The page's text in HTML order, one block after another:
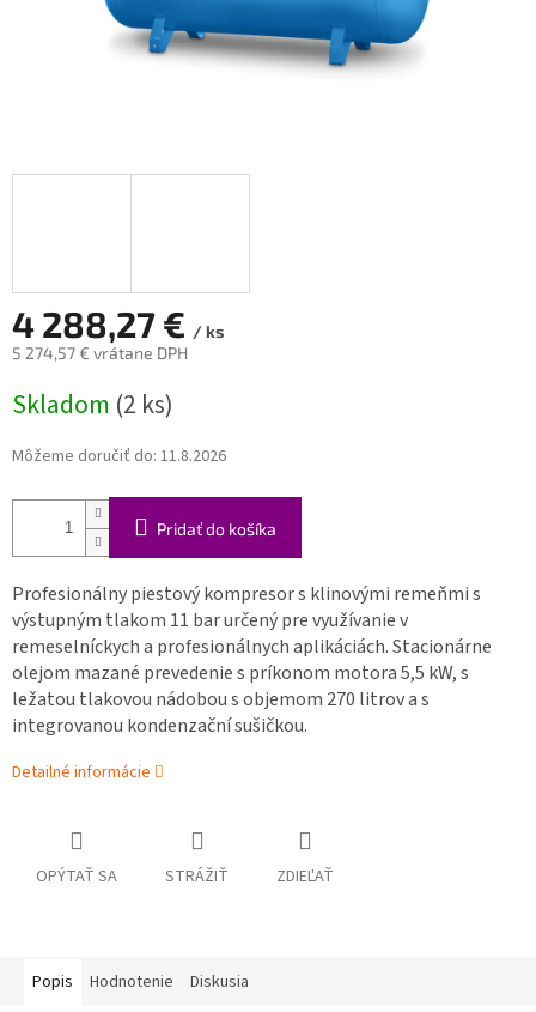
4 288,27 € / ks
5 274,57 € vrátane DPH
cena:
Skladom (2 ks)
Môžeme doručiť do: 11.8.2026
Pridať do košíka
Profesionálny piestový kompresor s klinovými remeňmi s
výstupným tlakom 11 bar určený pre využívanie v
remeselníckych a profesionálnych aplikáciách. Stacionárne
olejom mazané prevedenie s príkonom motora 5,5 kW, s
ležatou tlakovou nádobou s objemom 270 litrov a s
integrovanou kondenzační sušičkou.
Detailné informácie
OPÝTAŤ SA STRÁŽIŤ ZDIEĽAŤ
Popis Hodnotenie Diskusia